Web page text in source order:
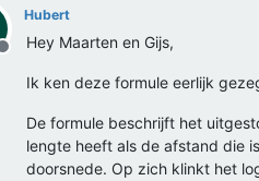
Offline
Hubert
Hey Maarten en Gijs,
Ik ken deze formule eerlijk
De formule beschrijft het
lengte heeft als de afstand die
doorsnede. Op zich klinkt het